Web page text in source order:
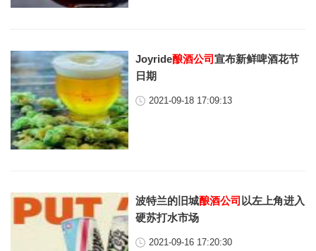
Joyride酿酒公司宣布新鲜啤酒花节
日期
2021-09-18 17:09:13
波特兰的旧城酿酒公司 以左上角进入
硬苏打水市场
2021-09-16 17:20:30